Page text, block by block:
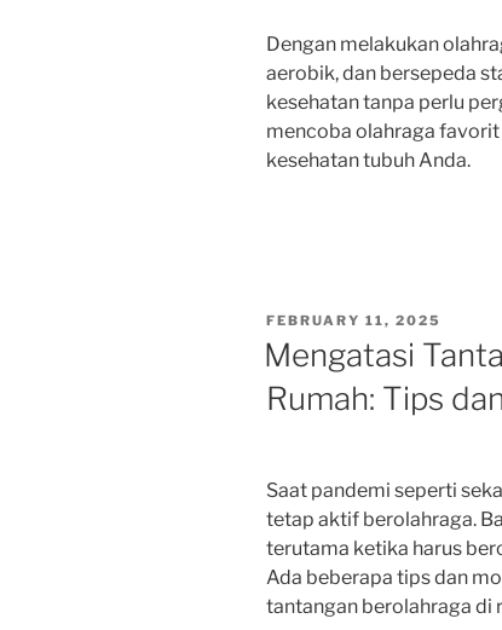
Dengan melakukan
aerobik, dan bersepeda
kesehatan tanpa perlu
mencoba olahraga
kesehatan tubuh Anda.
POSTED
FEBRUARY 11, 2025
Mengatasi
Rumah: Tips
Saat pandemi seperti
tetap aktif berolahraga.
terutama ketika harus
Ada beberapa tips dan
tantangan berolahraga di